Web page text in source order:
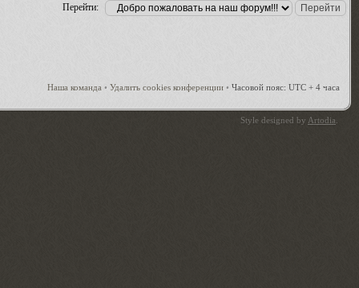
Перейти:
Наша команда • Удалить cookies конференции • Часовой пояс: UTC + 4 часа
Style designed by Artodia